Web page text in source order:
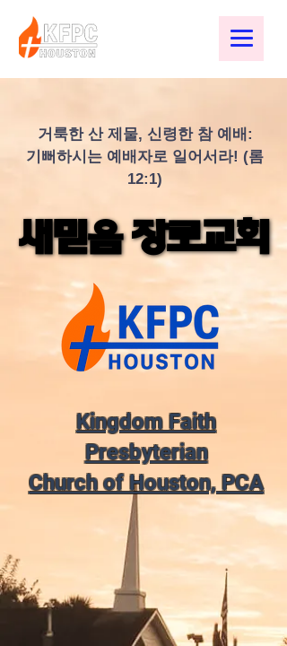
거룩한 산 제물, 신령한 참 예배:
기뻐하시는 예배자로 일어서라! (롬
12:1)
새믿음 장로교회
새믿음 장로교회
Kingdom Faith
Presbyterian
Church of Houston, PCA